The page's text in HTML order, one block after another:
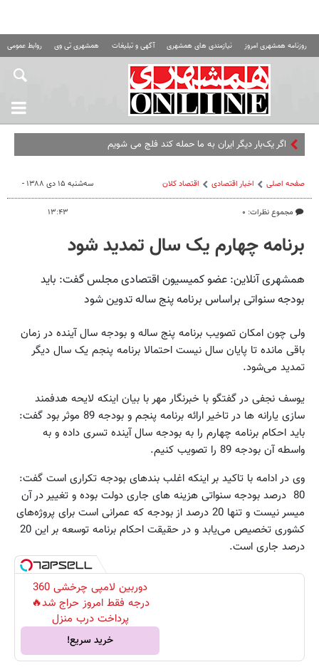
روزنامه همشهری امروز نیازمندی های همشهری آگهی و تبلیغات همشهری تی وی روابط عمومی
اگر یک‌بار دیگر ایران به ما حمله کند فلج می شویم
صفحه اصلی اخبار اقتصادی اقتصاد كلان
مجموع نظرات: ۰
سه‌شنبه ۱۵ دی ۱۳۸۸ -
۱۳:۴۳
برنامه چهارم یک سال تمدید شود
همشهری آنلاین: عضو کمیسیون اقتصادی مجلس گفت: باید
بودجه سنواتی براساس برنامه پنج ساله تدوین شود
ولی چون امکان تصویب برنامه پنج ساله و بودجه سال آینده در زمان
باقی مانده تا پایان سال نیست احتمالا برنامه پنجم یک سال دیگر
تمدید می‌شود.
یوسف نجفی در گفتگو با خبرنگار مهر با بیان اینکه لایحه هدفمند
سازی یارانه ها در تاخیر ارائه برنامه پنجم و بودجه 89 موثر بود گفت:
باید احکام برنامه چهارم را به بودجه سال آینده تسری داده و به
واسطه آن بودجه 89 را تصویب کنیم.
وی در ادامه با تاکید بر اینکه اغلب بندهای بودجه تکراری است گفت:
80 درصد بودجه سنواتی هزینه های جاری دولت بوده و تغییر در آن
میسر نیست و تنها 20 درصد از بودجه که عمرانی است برای پروژه‌های
کشوری تخصیص می‌یابد و در حقیقت احکام برنامه توسعه بر این 20
درصد جاری است.
دوربین لامپی چرخشی 360
درجه فقط امروز حراج شد🔥
پرداخت درب منزل
خرید سریع!